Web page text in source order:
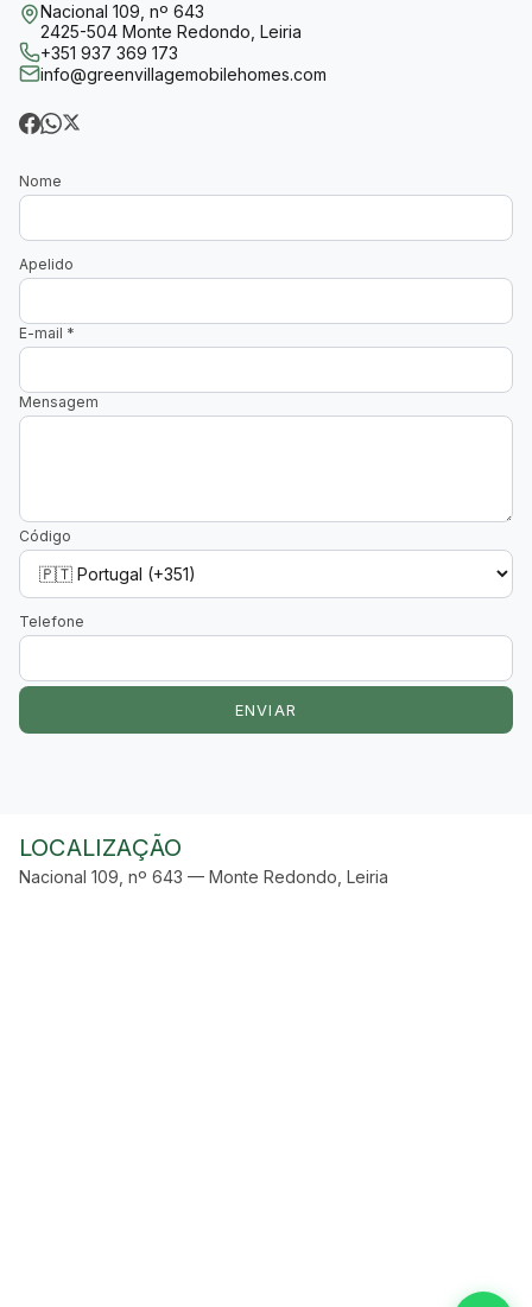
Nacional 109, nº 643
2425-504 Monte Redondo, Leiria
+351 937 369 173
info@greenvillagemobilehomes.com
Nome
Apelido
E-mail *
Mensagem
Código
Telefone
ENVIAR
LOCALIZAÇÃO
Nacional 109, nº 643 — Monte Redondo, Leiria